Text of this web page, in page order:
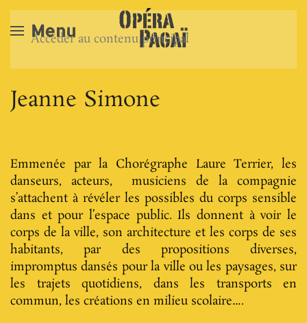
Accéder au contenu principal
Menu
Jeanne Simone
Emmenée par la Chorégraphe Laure Terrier, les
danseurs, acteurs, musiciens de la compagnie
s’attachent à révéler les possibles du corps sensible
dans et pour l’espace public. Ils donnent à voir le
corps de la ville, son architecture et les corps de ses
habitants, par des propositions diverses,
impromptus dansés pour la ville ou les paysages, sur
les trajets quotidiens, dans les transports en
commun, les créations en milieu scolaire….